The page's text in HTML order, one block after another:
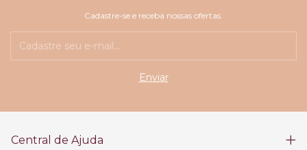
Cadastre-se e receba nossas ofertas.
Central de Ajuda